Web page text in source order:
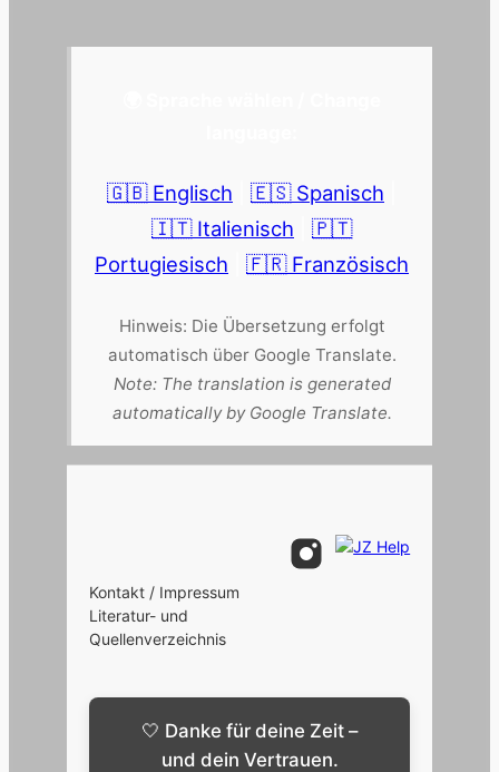
🇬🇧 Englisch 🇪🇸 Spanisch
🇮🇹 Italienisch
🇵🇹
Portugiesisch
🇫🇷 Französisch
Hinweis: Die Übersetzung erfolgt
automatisch über Google Translate.
Note: The translation is generated
automatically by Google Translate.
Kontakt / Impressum
Literatur- und
Quellenverzeichnis
🤍 Danke für deine Zeit –
und dein Vertrauen.